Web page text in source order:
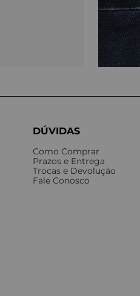
DÚVIDAS
Como Comprar
Prazos e Entrega
Trocas e Devolução
Fale Conosco